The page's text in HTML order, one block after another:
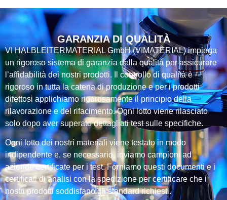
GARANZIA DI QUALITÀ
VI HALBLEITERMATERIAL GmbH (VIMATERIAL) impiega
un rigoroso sistema di garanzia della qualità per assicurare
l’affidabilità dei nostri prodotti. Il controllo di qualità è
rigoroso in tutta la catena di produzione e per i prodotti
difettosi applichiamo rigorosamente il principio della
rilavorazione e del rifacimento. Ogni lotto viene rilasciato
solo dopo aver superato dettagliati test sulle specifiche.
Ogni lotto dei nostri materiali viene testato in modo
indipendente e, se necessario, inviamo campioni ad
aziende certificate per i test. Forniamo questi documenti e i
certificati di analisi con la spedizione per certificare che i
nostri prodotti soddisfano gli standard richiesti.